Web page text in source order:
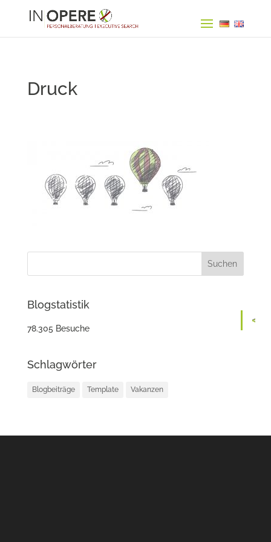
Druck
Blogstatistik
78.305 Besuche
Schlagwörter
Blogbeiträge Template Vakanzen